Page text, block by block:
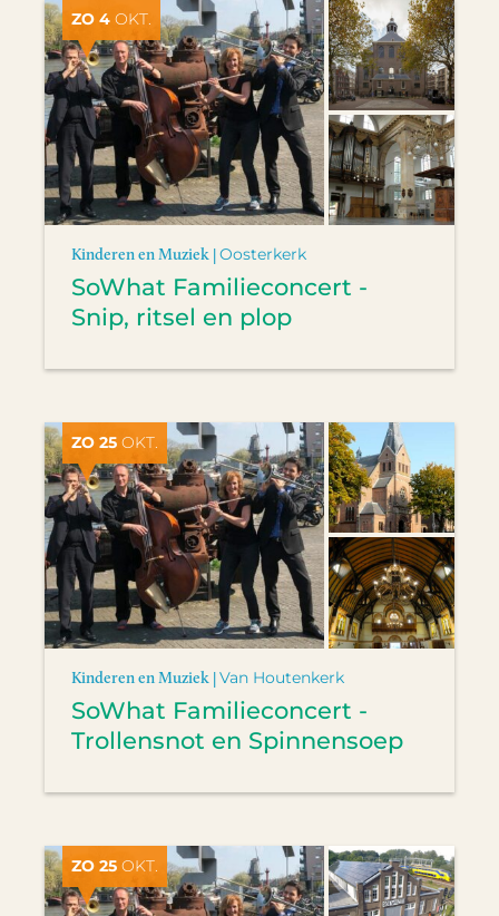
ZO 4 OKT.
Kinderen en Muziek |Oosterkerk
SoWhat Familieconcert -
Snip, ritsel en plop
ZO 25 OKT.
Kinderen en Muziek |Van Houtenkerk
SoWhat Familieconcert -
Trollensnot en Spinnensoep
ZO 25 OKT.